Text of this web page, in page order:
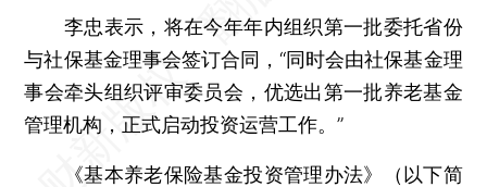
李忠表示，将在今年年内组织第一批委托省份
与社保基金理事会签订合同，“同时会由社保基金理
事会牵头组织评审委员会，优选出第一批养老基金
管理机构，正式启动投资运营工作。”
《基本养老保险基金投资管理办法》（以下简